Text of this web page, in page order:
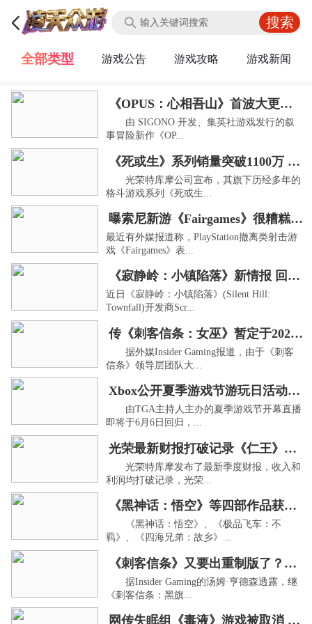
全部类型 游戏公告 游戏攻略 游戏新闻
《OPUS：心相吾山》首波大更新上线：新增“后日谈”，降低全收集难度
由 SIGONO 开发、集英社游戏发行的叙
事冒险新作《OP...
《死或生》系列销量突破1100万 新作开发中！
光荣特库摩公司宣布，其旗下历经多年的
格斗游戏系列《死或生...
曝索尼新游《Fairgames》很糟糕 比星鸣特攻还差
最近有外媒报道称，PlayStation撤离类射击游
戏《Fairgames》表...
《寂静岭：小镇陷落》新情报 回归纯正的生存恐怖
近日《寂静岭：小镇陷落》(Silent Hill:
Townfall)开发商Scr...
传《刺客信条：女巫》暂定于2027年6月发售
据外媒Insider Gaming报道，由于《刺客
信条》领导层团队大...
Xbox公开夏季游戏节游玩日活动试玩游戏名单
由TGA主持人主办的夏季游戏节开幕直播
即将于6月6日回归，...
光荣最新财报打破记录《仁王》系列销量超千万
光荣特库摩发布了最新季度财报，收入和
利润均打破记录，光荣...
《黑神话：悟空》等四部作品获虚拟机破解更新
《黑神话：悟空》、《极品飞车：不
羁》、《四海兄弟：故乡》...
《刺客信条》又要出重制版了？爆新项目已在开发
据Insider Gaming的汤姆·亨德森透露，继
《刺客信条：黑旗...
网传失眠组《毒液》游戏被取消 业内众说纷纭